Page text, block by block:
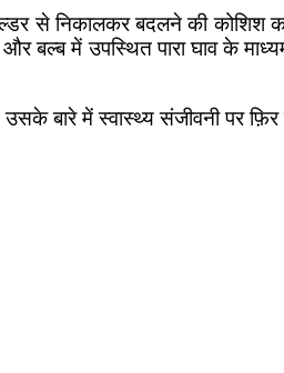
से निकालकर बदलने की
में उपस्थित पारा घाव के
बारे में स्वास्थ्य संजीवनी पर फ़िर